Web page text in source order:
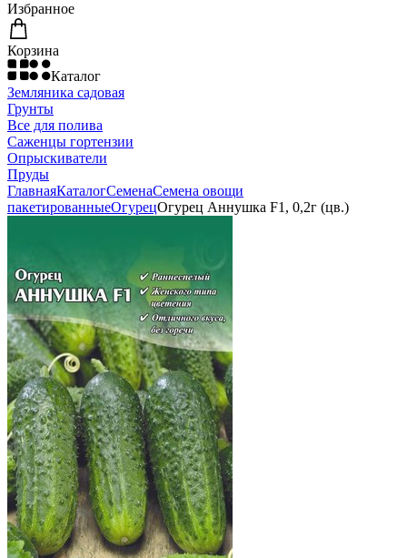
Избранное
Корзина
Каталог
Земляника садовая
Грунты
Все для полива
Саженцы гортензии
Опрыскиватели
Пруды
ГлавнаяКаталогСеменаСемена овощи
пакетированныеОгурецОгурец Аннушка F1, 0,2г (цв.)